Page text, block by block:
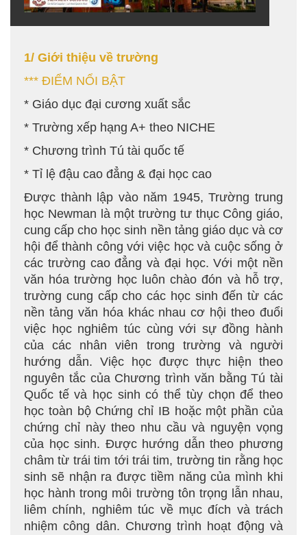
1/ Giới thiệu về trường
*** ĐIỂM NỔI BẬT
* Giáo dục đại cương xuất sắc
* Trường xếp hạng A+ theo NICHE
* Chương trình Tú tài quốc tế
* Tỉ lệ đậu cao đẳng & đại học cao
Được thành lập vào năm 1945, Trường trung
học Newman là một trường tư thục Công giáo,
cung cấp cho học sinh nền tảng giáo dục và cơ
hội để thành công với việc học và cuộc sống ở
các trường cao đẳng và đại học. Với một nền
văn hóa trường học luôn chào đón và hỗ trợ,
trường cung cấp cho các học sinh đến từ các
nền tảng văn hóa khác nhau cơ hội theo đuổi
việc học nghiêm túc cùng với sự đồng hành
của các nhân viên trong trường và người
hướng dẫn. Việc học được thực hiện theo
nguyên tắc của Chương trình văn bằng Tú tài
Quốc tế và học sinh có thể tùy chọn để theo
học toàn bộ Chứng chỉ IB hoặc một phần của
chứng chỉ này theo nhu cầu và nguyện vọng
của học sinh. Được hướng dẫn theo phương
châm từ trái tim tới trái tim, trường tin rằng học
sinh sẽ nhận ra được tiềm năng của mình khi
học hành trong môi trường tôn trọng lẫn nhau,
liêm chính, nghiêm túc về mục đích và trách
nhiệm công dân. Chương trình hoạt động và